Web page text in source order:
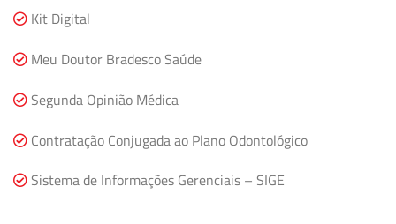
Kit Digital
Meu Doutor Bradesco Saúde
Segunda Opinião Médica
Contratação Conjugada ao Plano Odontológico
Sistema de Informações Gerenciais – SIGE